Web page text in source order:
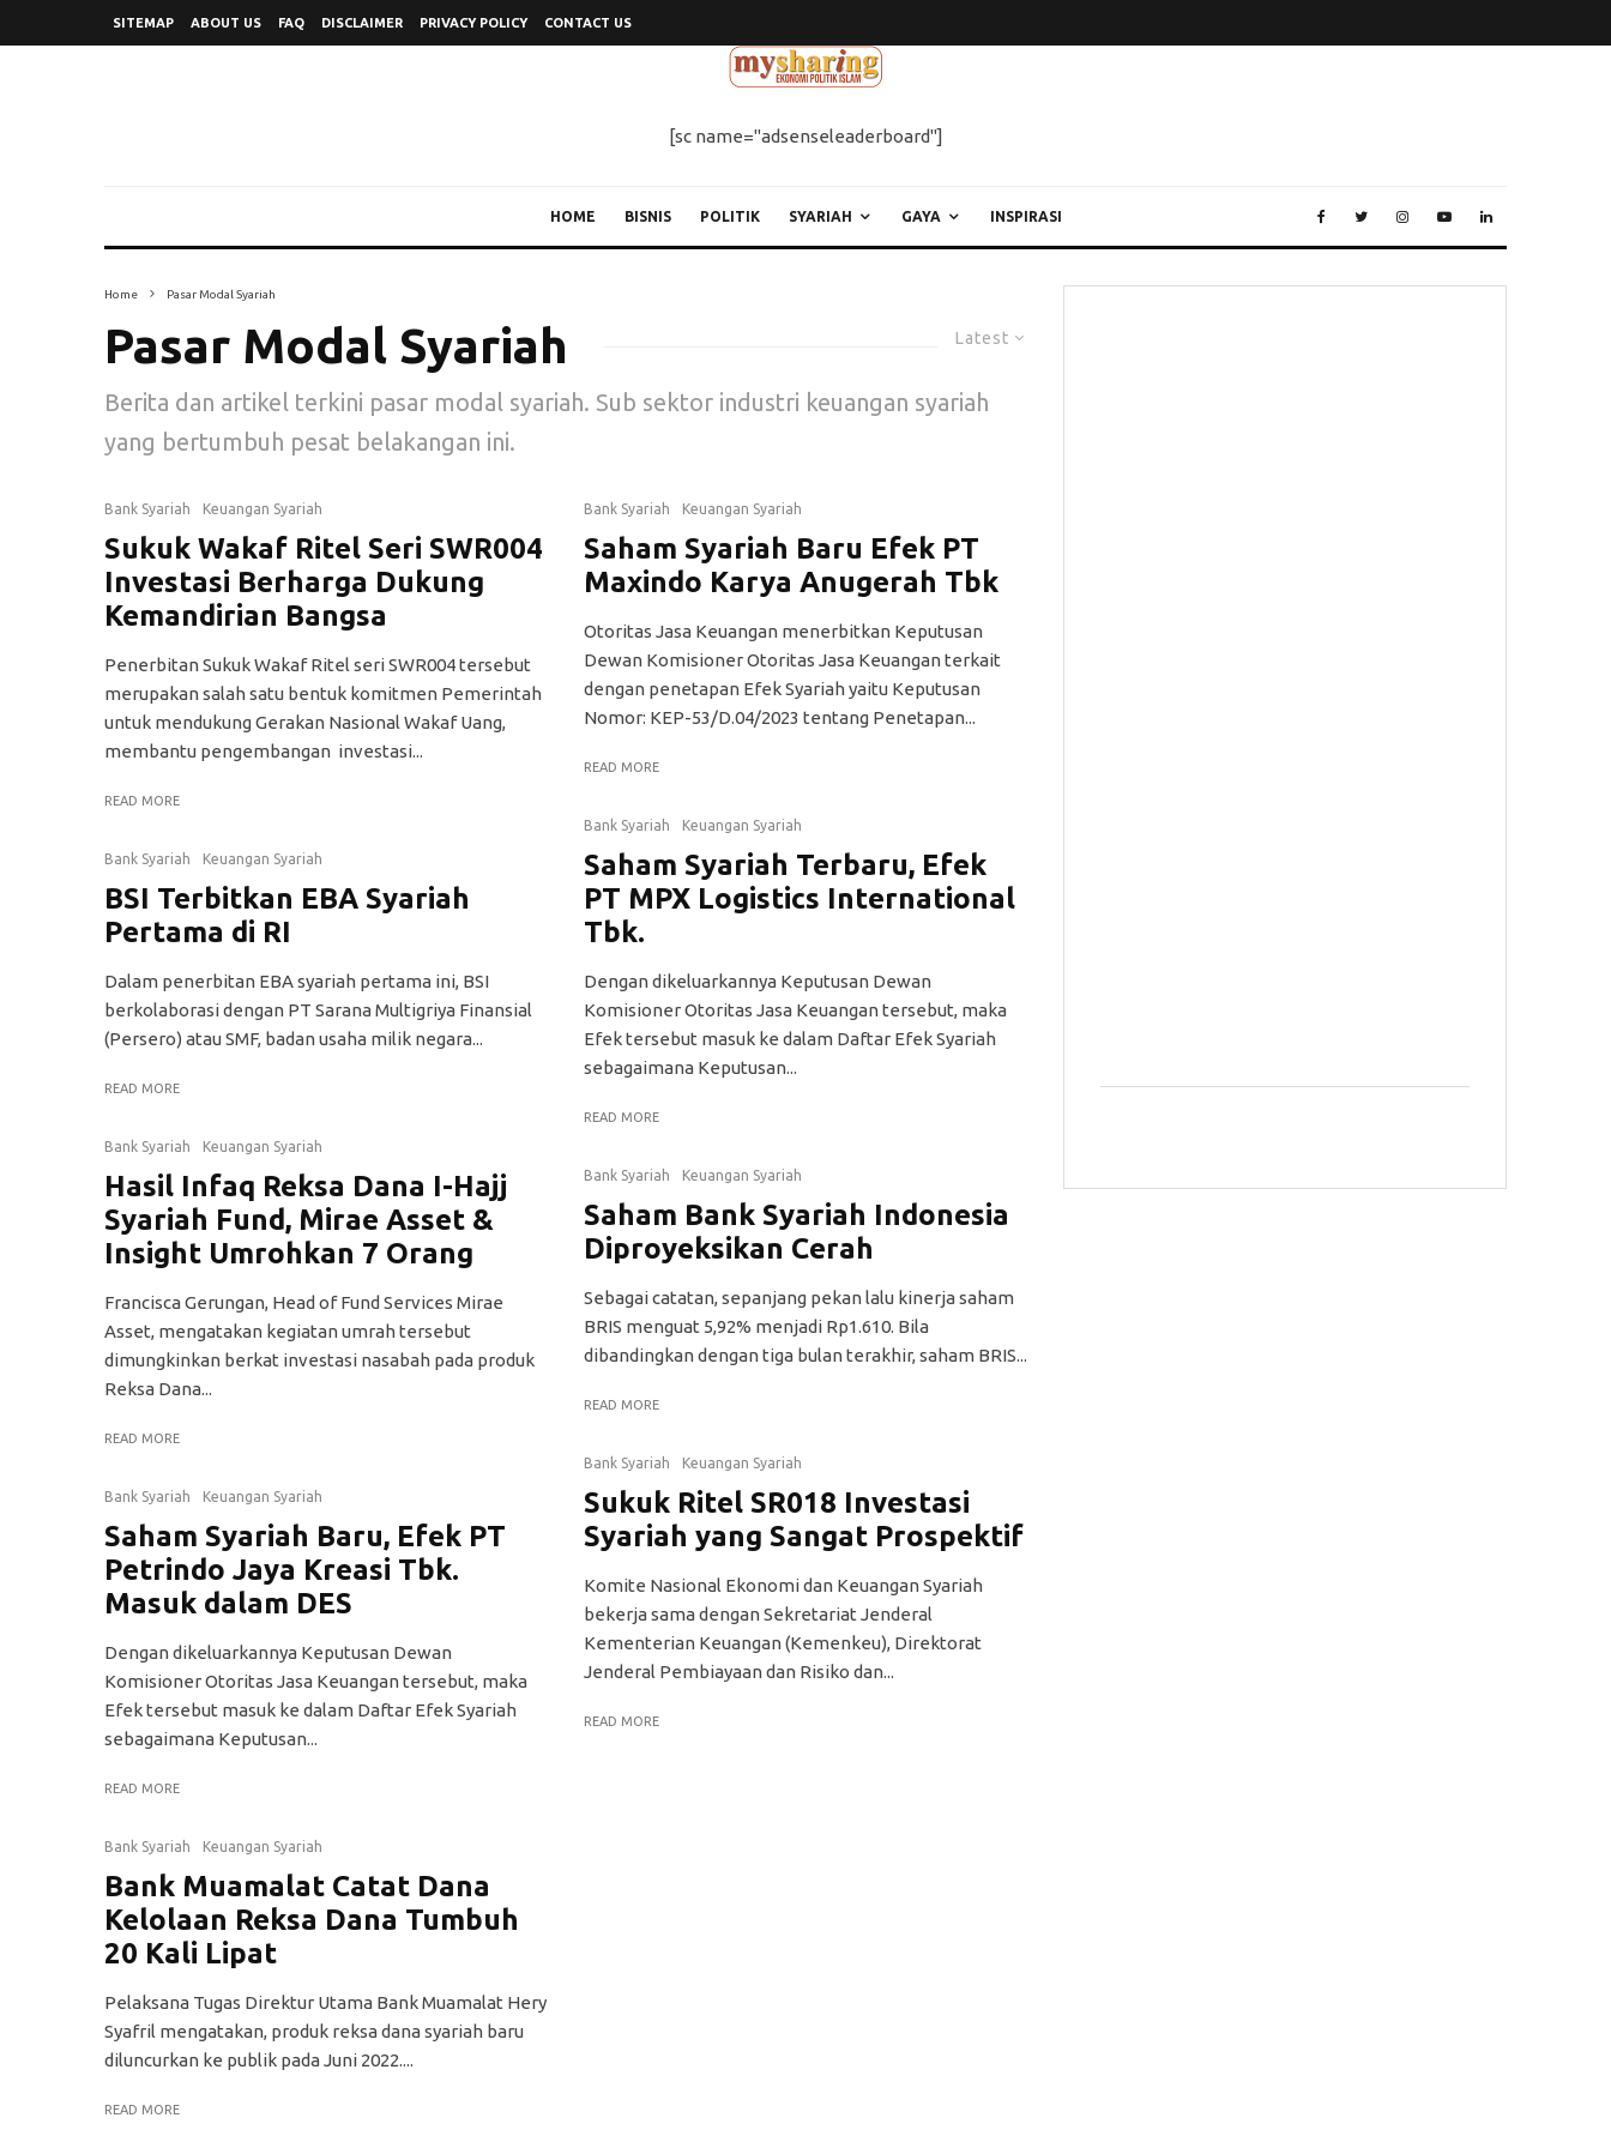
SITEMAP ABOUT US FAQ DISCLAIMER PRIVACY POLICY CONTACT US
[sc name="adsenseleaderboard"]
HOME BISNIS POLITIK SYARIAH GAYA INSPIRASI
Home Pasar Modal Syariah
Latest
Pasar Modal Syariah
Berita dan artikel terkini pasar modal syariah. Sub sektor industri keuangan syariah
yang bertumbuh pesat belakangan ini.
Bank Syariah Keuangan Syariah
Sukuk Wakaf Ritel Seri SWR004
Investasi Berharga Dukung
Kemandirian Bangsa
Penerbitan Sukuk Wakaf Ritel seri SWR004 tersebut
merupakan salah satu bentuk komitmen Pemerintah
untuk mendukung Gerakan Nasional Wakaf Uang,
membantu pengembangan investasi...
READ MORE
Bank Syariah Keuangan Syariah
BSI Terbitkan EBA Syariah
Pertama di RI
Dalam penerbitan EBA syariah pertama ini, BSI
berkolaborasi dengan PT Sarana Multigriya Finansial
(Persero) atau SMF, badan usaha milik negara...
READ MORE
Bank Syariah Keuangan Syariah
Hasil Infaq Reksa Dana I-Hajj
Syariah Fund, Mirae Asset &
Insight Umrohkan 7 Orang
Francisca Gerungan, Head of Fund Services Mirae
Asset, mengatakan kegiatan umrah tersebut
dimungkinkan berkat investasi nasabah pada produk
Reksa Dana...
READ MORE
Bank Syariah Keuangan Syariah
Saham Syariah Baru, Efek PT
Petrindo Jaya Kreasi Tbk.
Masuk dalam DES
Dengan dikeluarkannya Keputusan Dewan
Komisioner Otoritas Jasa Keuangan tersebut, maka
Efek tersebut masuk ke dalam Daftar Efek Syariah
sebagaimana Keputusan...
READ MORE
Bank Syariah Keuangan Syariah
Bank Muamalat Catat Dana
Kelolaan Reksa Dana Tumbuh
20 Kali Lipat
Pelaksana Tugas Direktur Utama Bank Muamalat Hery
Syafril mengatakan, produk reksa dana syariah baru
diluncurkan ke publik pada Juni 2022....
READ MORE
Bank Syariah Keuangan Syariah
Saham Syariah Baru Efek PT
Maxindo Karya Anugerah Tbk
​Otoritas Jasa Keuangan menerbitkan Keputusan
Dewan Komisioner Otoritas Jasa Keuangan terkait
dengan penetapan Efek Syariah yaitu Keputusan
Nomor: KEP-53/D.04/2023 tentang Penetapan...
READ MORE
Bank Syariah Keuangan Syariah
Saham Syariah Terbaru, Efek
PT MPX Logistics International
Tbk.
Dengan dikeluarkannya Keputusan Dewan
Komisioner Otoritas Jasa Keuangan tersebut, maka
Efek tersebut masuk ke dalam Daftar Efek Syariah
sebagaimana Keputusan...
READ MORE
Bank Syariah Keuangan Syariah
Saham Bank Syariah Indonesia
Diproyeksikan Cerah
Sebagai catatan, sepanjang pekan lalu kinerja saham
BRIS menguat 5,92% menjadi Rp1.610. Bila
dibandingkan dengan tiga bulan terakhir, saham BRIS...
READ MORE
Bank Syariah Keuangan Syariah
Sukuk Ritel SR018 Investasi
Syariah yang Sangat Prospektif
Komite Nasional Ekonomi dan Keuangan Syariah
bekerja sama dengan Sekretariat Jenderal
Kementerian Keuangan (Kemenkeu), Direktorat
Jenderal Pembiayaan dan Risiko dan...
READ MORE